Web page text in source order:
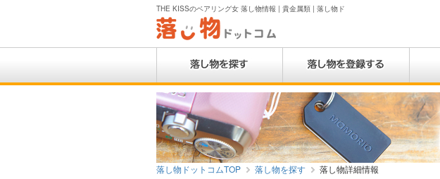
THE KISSのベアリング女 落し物情報 | 貴金属類 | 落し物ド
落し物ドットコムTOP 落し物を探す 落し物詳細情報